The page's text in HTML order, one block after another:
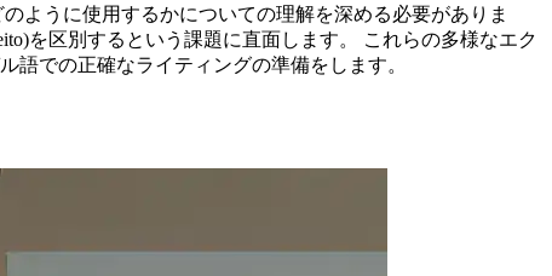
ように使用するかについての理解を深める必要がありま
を区別するという課題に直面します。 これらの多様なエク
での正確なライティングの準備をします。